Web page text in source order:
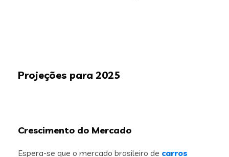
Projeções para 2025
Crescimento do Mercado
Espera-se que o mercado brasileiro de carros